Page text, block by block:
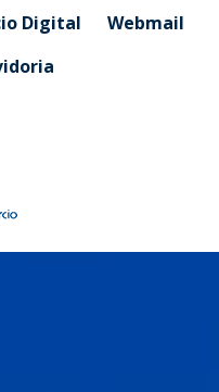
Digital
Webmail